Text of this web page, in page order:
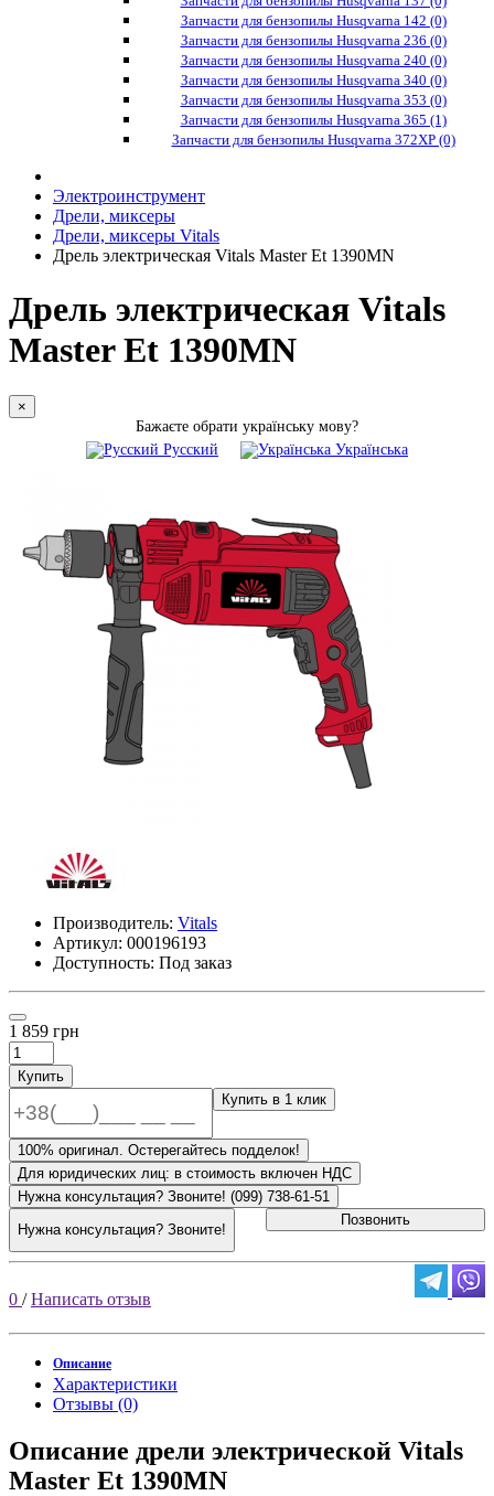
Запчасти для бензопилы Husqvarna 142 (0)
Запчасти для бензопилы Husqvarna 236 (0)
Запчасти для бензопилы Husqvarna 240 (0)
Запчасти для бензопилы Husqvarna 340 (0)
Запчасти для бензопилы Husqvarna 353 (0)
Запчасти для бензопилы Husqvarna 365 (1)
Запчасти для бензопилы Husqvarna 372XP (0)
Электроинструмент
Дрели, миксеры
Дрели, миксеры Vitals
Дрель электрическая Vitals Master Et 1390MN
Дрель электрическая Vitals
Master Et 1390MN
×
Бажаєте обрати українську мову?
Русский
Українська
Производитель: Vitals
Артикул: 000196193
Доступность: Под заказ
1 859 грн
Купить
Купить в 1 клик
100% оригинал. Остерегайтесь подделок!
Для юридических лиц: в стоимость включен НДС
Нужна консультация? Звоните! (099) 738-61-51
Нужна консультация? Звоните!
Позвонить
0 /Написать отзыв
Описание
Характеристики
Отзывы (0)
Описание дрели электрической Vitals
Master Et 1390MN